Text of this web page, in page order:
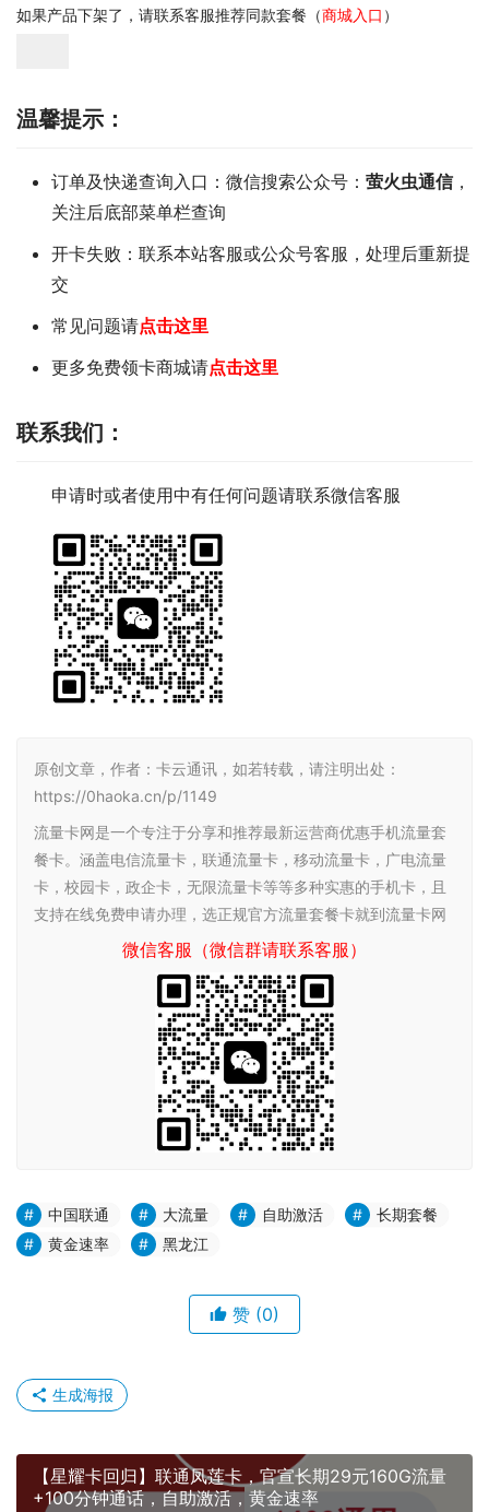
如果产品下架了，请联系客服推荐同款套餐（商城入口 ）
温馨提示：
订单及快递查询入口：微信搜索公众号： 萤火虫通信，
关注后底部菜单栏查询
开卡失败：联系本站客服或公众号客服，处理后重新提
交
常见问题请点击这里
更多免费领卡商城请点击这里
联系我们 ：
申请时或者使用中有任何问题请联系微信客服
原创文章，作者：卡云通讯，如若转载，请注明出处：
https://0haoka.cn/p/1149
流量卡网是一个专注于分享和推荐最新运营商优惠手机流量套
餐卡。涵盖电信流量卡，联通流量卡，移动流量卡，广电流量
卡，校园卡，政企卡，无限流量卡等等多种实惠的手机卡，且
支持在线免费申请办理，选正规官方流量套餐卡就到流量卡网
微信客服（微信群请联系客服）
中国联通 大流量 自助激活
长期套餐
黄金速率
黑龙江
赞 (0)
生成海报
【星耀卡回归】联通凤莲卡，官宣长期29元160G流量
+100分钟通话，自助激活，黄金速率